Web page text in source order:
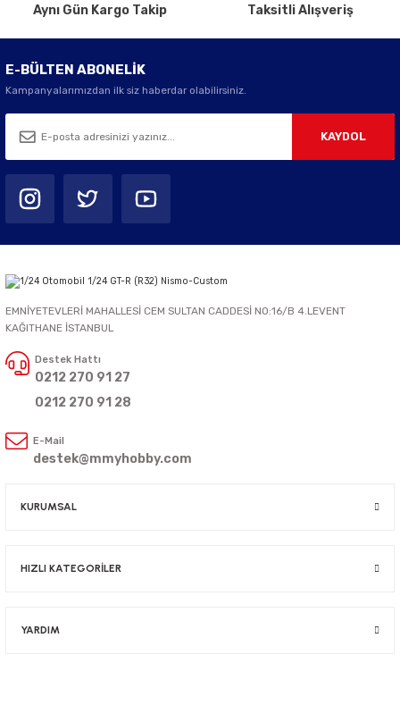
Aynı Gün Kargo Takip Taksitli Alışveriş
E-BÜLTEN ABONELİK
Kampanyalarımızdan ilk siz haberdar olabilirsiniz.
KAYDOL
EMNİYETEVLERİ MAHALLESİ CEM SULTAN CADDESİ NO:16/B 4.LEVENT
KAĞITHANE İSTANBUL
Destek Hattı
0212 270 91 27
0212 270 91 28
E-Mail
destek@mmyhobby.com
KURUMSAL
HIZLI KATEGORİLER
YARDIM